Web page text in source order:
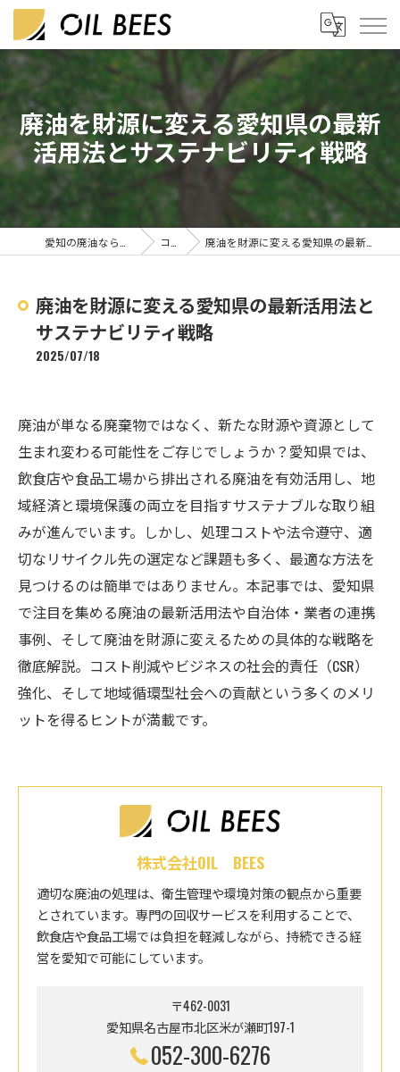
廃油を財源に変える愛知県の最新
活用法とサステナビリティ戦略
コラム 廃油を財源に変える愛知県の最新活用法とサステナビリティ戦略
廃油を財源に変える愛知県の最新活用法と
サステナビリティ戦略
2025/07/18
廃油が単なる廃棄物ではなく、新たな財源や資源として
生まれ変わる可能性をご存じでしょうか？愛知県では、
飲食店や食品工場から排出される廃油を有効活用し、地
域経済と環境保護の両立を目指すサステナブルな取り組
みが進んでいます。しかし、処理コストや法令遵守、適
切なリサイクル先の選定など課題も多く、最適な方法を
見つけるのは簡単ではありません。本記事では、愛知県
で注目を集める廃油の最新活用法や自治体・業者の連携
事例、そして廃油を財源に変えるための具体的な戦略を
徹底解説。コスト削減やビジネスの社会的責任（CSR）
強化、そして地域循環型社会への貢献という多くのメリ
ットを得るヒントが満載です。
株式会社OIL BEES
適切な廃油の処理は、衛生管理や環境対策の観点から重要
とされています。専門の回収サービスを利用することで、
飲食店や食品工場では負担を軽減しながら、持続できる経
営を愛知で可能にしています。
〒462-0031
愛知県名古屋市北区米が瀬町197-1
052-300-6276